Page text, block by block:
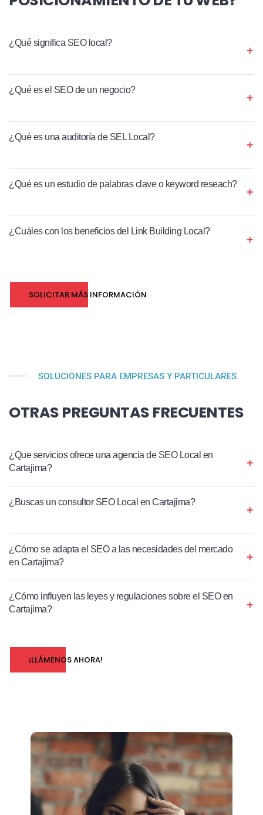
¿Qué significa SEO local?
¿Qué es el SEO de un negocio?
¿Qué es una auditoría de SEL Local?
¿Qué es un estudio de palabras clave o keyword reseach?
¿Cuáles con los beneficios del Link Building Local?
SOLICITAR MÁS INFORMACIÓN
SOLUCIONES PARA EMPRESAS Y PARTICULARES
OTRAS PREGUNTAS FRECUENTES
¿Que servicios ofrece una agencia de SEO Local en
Cartajima?
¿Buscas un consultor SEO Local en Cartajima?
¿Cómo se adapta el SEO a las necesidades del mercado
en Cartajima?
¿Cómo influyen las leyes y regulaciones sobre el SEO en
Cartajima?
¡LLÁMENOS AHORA!